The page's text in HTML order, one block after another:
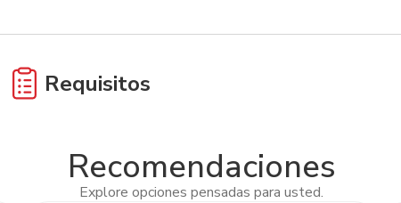
Requisitos
Recomendaciones
Explore opciones pensadas para usted.